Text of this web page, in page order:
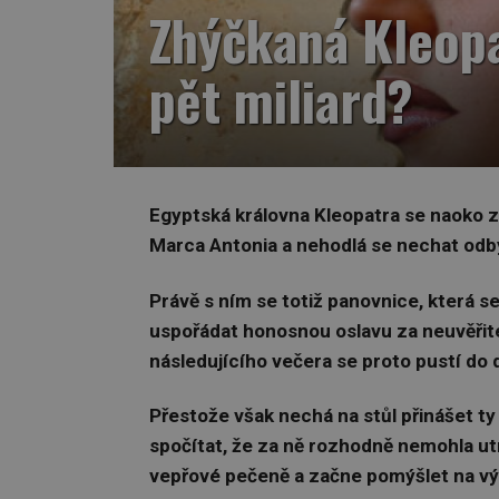
Zhýčkaná
pět miliard?
Egyptská královna Kleopatra se naoko
Marca Antonia a nehodlá se nechat
Právě s ním se totiž panovnice, která
uspořádat honosnou oslavu za
následujícího večera se proto pustí do
Přestože však nechá na stůl přinášet
spočítat, že za ně rozhodně nemohla
vepřové pečeně a začne pomýšlet na